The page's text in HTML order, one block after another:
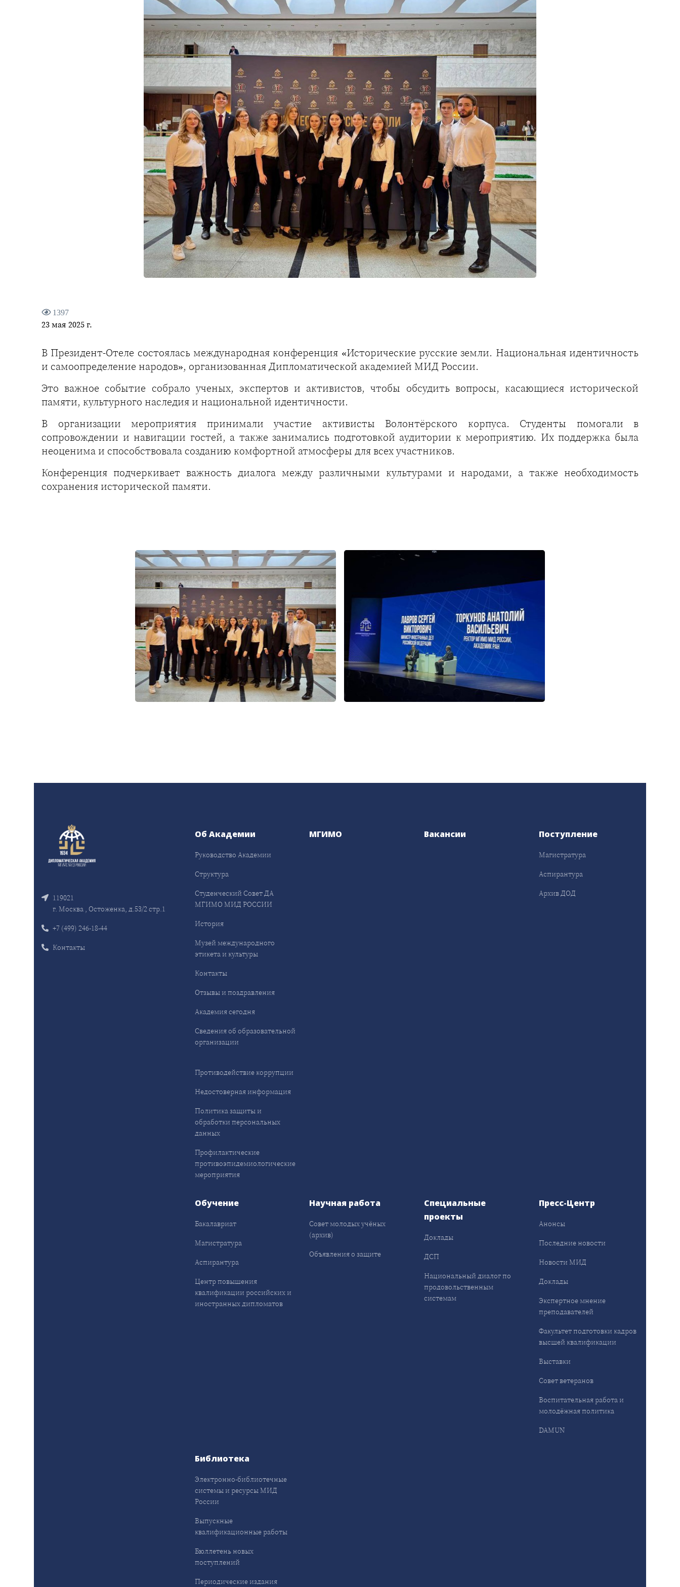
1397
23 мая 2025 г.
В Президент-Отеле состоялась международная конференция «Исторические русские земли. Национальная идентичность
и самоопределение народов», организованная Дипломатической академией МИД России.
Это важное событие собрало ученых, экспертов и активистов, чтобы обсудить вопросы, касающиеся исторической
памяти, культурного наследия и национальной идентичности.
В организации мероприятия принимали участие активисты Волонтёрского корпуса. Студенты помогали в
сопровождении и навигации гостей, а также занимались подготовкой аудитории к мероприятию. Их поддержка была
неоценима и способствовала созданию комфортной атмосферы для всех участников.
Конференция подчеркивает важность диалога между различными культурами и народами, а также необходимость
сохранения исторической памяти.
119021
г. Москва , Остоженка, д.53/2 стр.1
+7 (499) 246-18-44
Контакты
Об Академии
Руководство Академии
Структура
Студенческий Совет ДА
МГИМО МИД РОССИИ
История
Музей международного
этикета и культуры
Контакты
Отзывы и поздравления
Академия сегодня
Сведения об образовательной
организации
Противодействие коррупции
Недостоверная информация
Политика защиты и
обработки персональных
данных
Профилактические
противоэпидемиологические
мероприятия
МГИМО Вакансии Поступление
Магистратура
Аспирантура
Архив ДОД
Обучение
Бакалавриат
Магистратура
Аспирантура
Центр повышения
квалификации российских и
иностранных дипломатов
Научная работа
Совет молодых учёных
(архив)
Объявления о защите
Специальные
проекты
Доклады
ДСП
Национальный диалог по
продовольственным
системам
Пресс-Центр
Анонсы
Последние новости
Новости МИД
Доклады
Экспертное мнение
преподавателей
Факультет подготовки кадров
высшей квалификации
Выставки
Совет ветеранов
Воспитательная работа и
молодёжная политика
DAMUN
Библиотека
Электронно-библиотечные
системы и ресурсы МИД
России
Выпускные
квалификационные работы
Бюллетень новых
поступлений
Периодические издания